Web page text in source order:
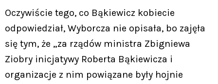
Oczywiście tego, co Bąkiewicz kobiecie
odpowiedział, Wyborcza nie opisała, bo zajęła
się tym, że „za rządów ministra Zbigniewa
Ziobry inicjatywy Roberta Bąkiewicza i
organizacje z nim powiązane były hojnie